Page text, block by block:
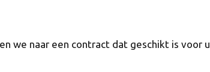
we naar een contract dat geschikt is voor